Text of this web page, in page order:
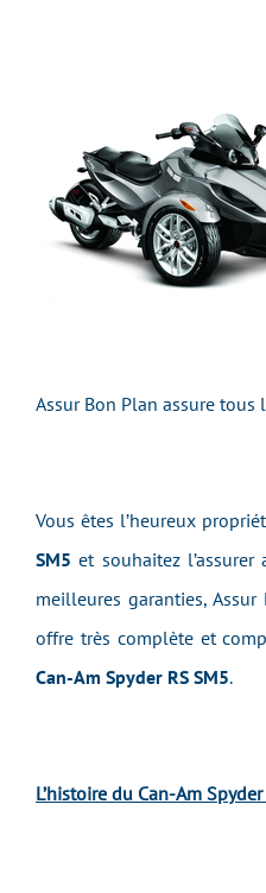
Assur Bon Plan assure tous
Vous êtes l’heureux
SM5et souhaitez
meilleures garanties,
offre très complète et
Can-Am Spyder RS SM5.
L’histoire du Can-Am